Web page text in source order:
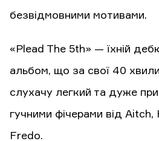
безвідмовними мотивами.
«Plead The 5th» — їхній
альбом, що за свої 40
слухачу легкий та дуже
гучними фічерами від Aitch,
Fredo.